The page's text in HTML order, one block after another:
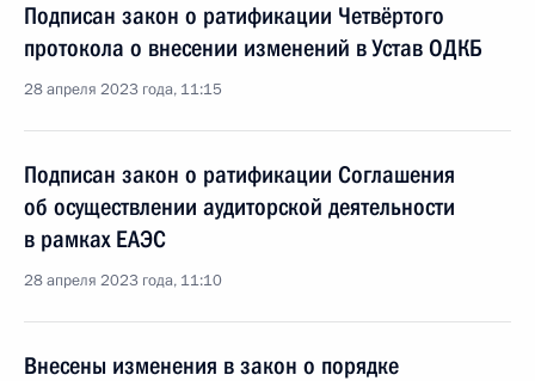
Подписан закон о ратификации Четвёртого
протокола о внесении изменений в Устав ОДКБ
28 апреля 2023 года, 11:15
Подписан закон о ратификации Соглашения
об осуществлении аудиторской деятельности
в рамках ЕАЭС
28 апреля 2023 года, 11:10
Внесены изменения в закон о порядке